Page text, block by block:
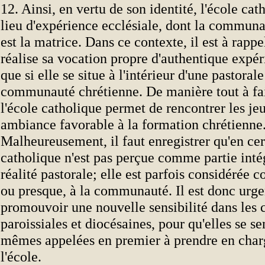
12. Ainsi, en vertu de son identité, l'école
lieu d'expérience ecclésiale, dont la
est la matrice. Dans ce contexte, il est à
réalise sa vocation propre d'authentique
que si elle se situe à l'intérieur d'une
communauté chrétienne. De manière tout à
l'école catholique permet de rencontrer les
ambiance favorable à la formation
Malheureusement, il faut enregistrer qu'en
catholique n'est pas perçue comme partie
réalité pastorale; elle est parfois considérée
ou presque, à la communauté. Il est donc
promouvoir une nouvelle sensibilité dans les
paroissiales et diocésaines, pour qu'elles se
mêmes appelées en premier à prendre en
l'école.